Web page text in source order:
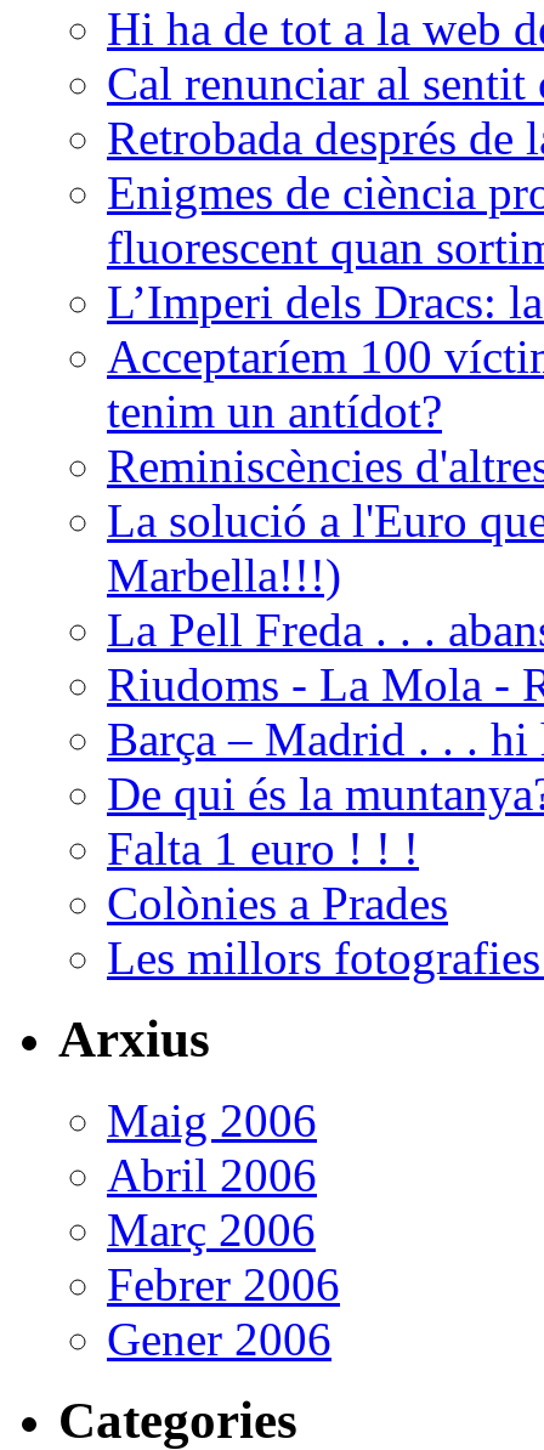
Hi ha de tot a la web
Cal renunciar al sentit
Retrobada després de
Enigmes de ciència
fluorescent quan
L’Imperi dels Dracs:
Acceptaríem 100
tenim un antídot?
Reminiscències
La solució a l'Euro
Marbella!!!)
La Pell Freda . . .
Riudoms - La Mola -
Barça – Madrid . . . hi
De qui és la
Falta 1 euro ! ! !
Colònies a Prades
Les millors
Arxius
Maig 2006
Abril 2006
Març 2006
Febrer 2006
Gener 2006
Categories